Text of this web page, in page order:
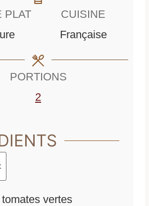
u
s
e
PLAT
CUISINE
Française
PORTIONS
2
tomates vertes